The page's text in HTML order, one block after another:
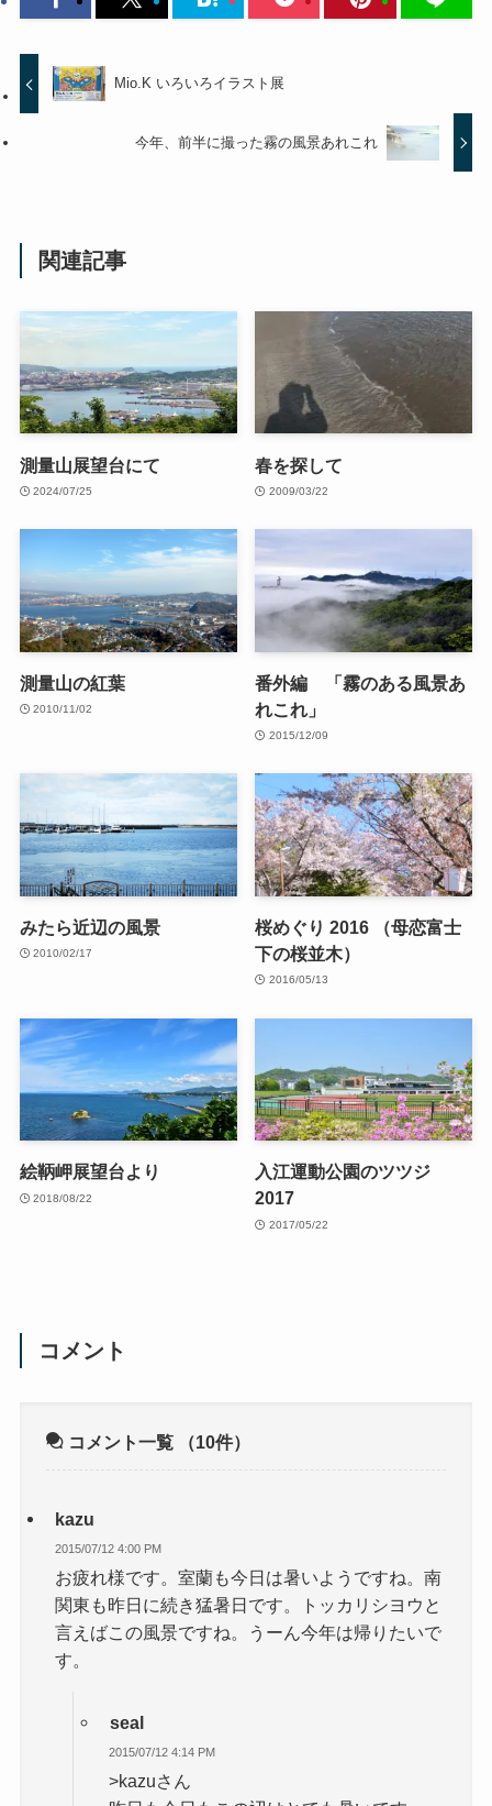
Mio.K いろいろイラスト展
今年、前半に撮った霧の風景あれこれ
関連記事
測量山展望台にて
2024/07/25
春を探して
2009/03/22
測量山の紅葉
2010/11/02
番外編 「霧のある風景あ
れこれ」
2015/12/09
みたら近辺の風景
2010/02/17
桜めぐり 2016 （母恋富士
下の桜並木）
2016/05/13
絵鞆岬展望台より
2018/08/22
入江運動公園のツツジ
2017
2017/05/22
コメント
コメント一覧 （10件）
kazu
2015/07/12 4:00 PM
お疲れ様です。室蘭も今日は暑いようですね。南
関東も昨日に続き猛暑日です。トッカリシヨウと
言えばこの風景ですね。うーん今年は帰りたいで
す。
seal
2015/07/12 4:14 PM
>kazuさん